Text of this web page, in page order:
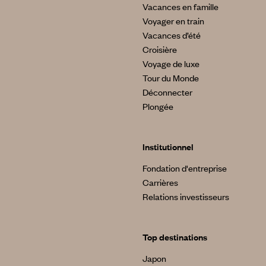
Vacances en famille
Voyager en train
Vacances d’été
Croisière
Voyage de luxe
Tour du Monde
Déconnecter
Plongée
Institutionnel
Fondation d'entreprise
Carrières
Relations investisseurs
Top destinations
Japon